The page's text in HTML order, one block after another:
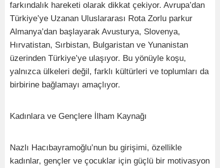
farkındalık hareketi olarak dikkat çekiyor. Avrupa’dan
Türkiye’ye Uzanan Uluslararası Rota Zorlu parkur
Almanya’dan başlayarak Avusturya, Slovenya,
Hırvatistan, Sırbistan, Bulgaristan ve Yunanistan
üzerinden Türkiye’ye ulaşıyor. Bu yönüyle koşu,
yalnızca ülkeleri değil, farklı kültürleri ve toplumları da
birbirine bağlamayı amaçlıyor.
Kadınlara ve Gençlere İlham Kaynağı
Nazlı Hacıbayramoğlu’nun bu girişimi, özellikle
kadınlar, gençler ve çocuklar için güçlü bir motivasyon